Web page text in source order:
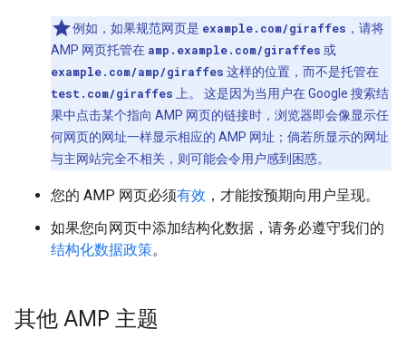
例如，如果规范网页是 example.com/giraffes ，请将
AMP 网页托管在 amp.example.com/giraffes 或
example.com/amp/giraffes 这样的位置，而不是托管在
test.com/giraffes 上。 这是因为当用户在 Google 搜索结
果中点击某个指向 AMP 网页的链接时，浏览器即会像显示任
何网页的网址一样显示相应的 AMP 网址；倘若所显示的网址
与主网站完全不相关，则可能会令用户感到困惑。
您的 AMP 网页必须有效 ，才能按预期向用户呈现。
如果您向网页中添加结构化数据，请务必遵守我们的
结构化数据政策。
其他 AMP 主题